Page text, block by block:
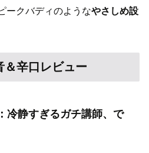
ークバディのようなやさしめ設
＆辛口レビュー
冷静すぎるガチ講師、で